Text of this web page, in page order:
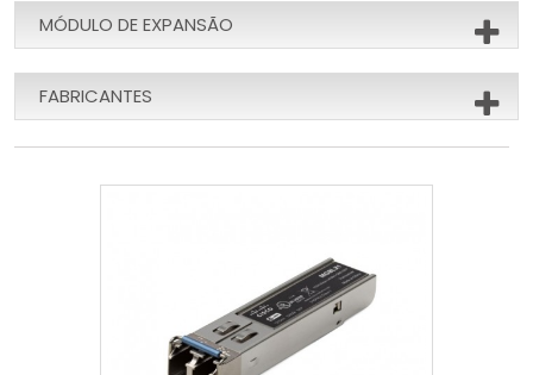
MÓDULO DE EXPANSÃO
FABRICANTES